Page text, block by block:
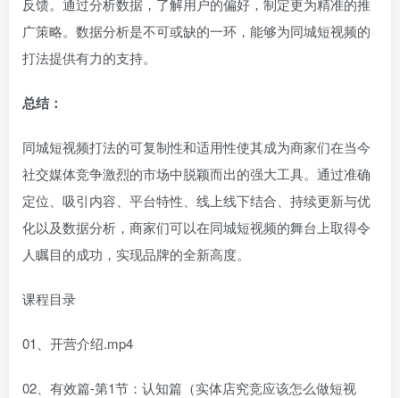
广策略。数据分析是不可或缺的一环，能够为同城短视频的
打法提供有力的支持。
总结：
同城短视频打法的可复制性和适用性使其成为商家们在当今
社交媒体竞争激烈的市场中脱颖而出的强大工具。通过准确
定位、吸引内容、平台特性、线上线下结合、持续更新与优
化以及数据分析，商家们可以在同城短视频的舞台上取得令
人瞩目的成功，实现品牌的全新高度。
课程目录
01、开营介绍.mp4
02、有效篇-第1节：认知篇（实体店究竞应该怎么做短视